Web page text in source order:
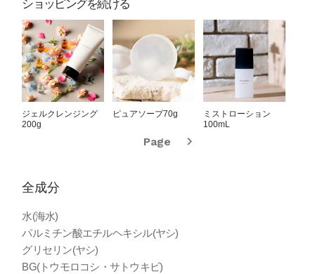
ショッピングを続ける
ジェルクレンジング
200g
ピュアソープ70g
ミストローション
100mL
Page
全成分
水(海水)
パルミチン酸エチルヘキシル(ヤシ)
グリセリン(ヤシ)
BG(トウモロコシ・サトウキビ)